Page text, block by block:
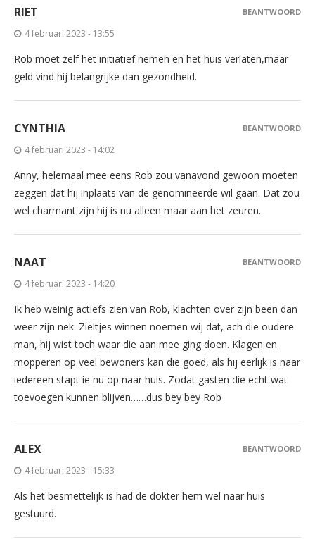
RIET
4 februari 2023 - 13:55
Rob moet zelf het initiatief nemen en het huis verlaten,maar
geld vind hij belangrijke dan gezondheid.
BEANTWOORD
CYNTHIA
4 februari 2023 - 14:02
Anny, helemaal mee eens Rob zou vanavond gewoon moeten
zeggen dat hij inplaats van de genomineerde wil gaan. Dat zou
wel charmant zijn hij is nu alleen maar aan het zeuren.
BEANTWOORD
NAAT
4 februari 2023 - 14:20
Ik heb weinig actiefs zien van Rob, klachten over zijn been dan
weer zijn nek. Zieltjes winnen noemen wij dat, ach die oudere
man, hij wist toch waar die aan mee ging doen. Klagen en
mopperen op veel bewoners kan die goed, als hij eerlijk is naar
iedereen stapt ie nu op naar huis. Zodat gasten die echt wat
toevoegen kunnen blijven……dus bey bey Rob
BEANTWOORD
ALEX
4 februari 2023 - 15:33
Als het besmettelijk is had de dokter hem wel naar huis
gestuurd.
BEANTWOORD